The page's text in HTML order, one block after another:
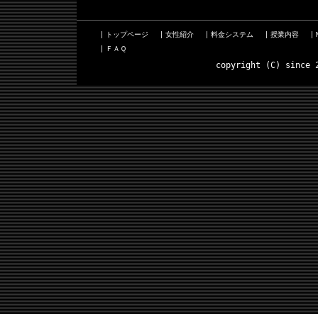
トップページ 女性紹介 料金システム 授業内容
ＦＡＱ
copyright (C) since